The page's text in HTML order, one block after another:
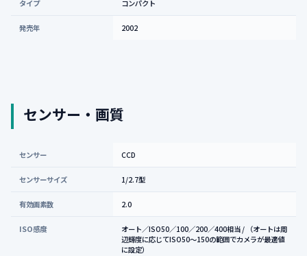
タイプ コンパクト
発売年 2002
センサー・画質
センサー CCD
センサーサイズ 1/2.7型
有効画素数 2.0
ISO感度
オート／ISO50／100／200／400相当 / （オートは周
辺輝度に応じてISO50～150の範囲でカメラが最適値
に設定）